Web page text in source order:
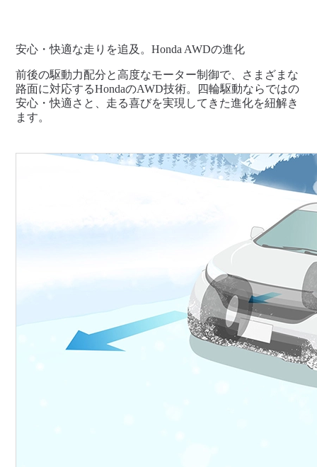
安心・快適な走りを追及。Honda AWDの進化
前後の駆動力配分と高度なモーター制御で、さまざまな
路面に対応するHondaのAWD技術。四輪駆動ならではの
安心・快適さと、走る喜びを実現してきた進化を紐解き
ます。